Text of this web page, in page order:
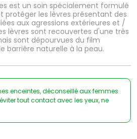
est un soin spécialement formulé
protéger les lèvres présentant des
aux agressions extérieures et /
lèvres sont recouvertes d'une très
sont dépourvues du film
barrière naturelle à la peau.
enceintes, déconseillé aux femmes
tout contact avec les yeux, ne